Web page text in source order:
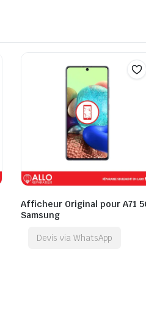
Afficheur Original pour A71
Samsung
Devis via WhatsApp